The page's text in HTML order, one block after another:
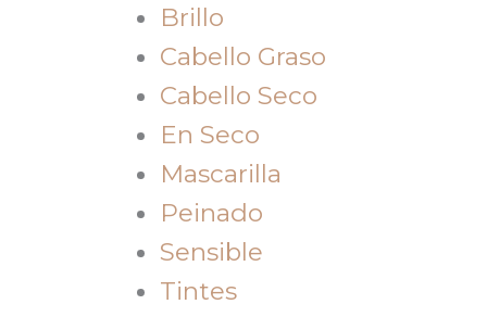
Brillo
Cabello Graso
Cabello Seco
En Seco
Mascarilla
Peinado
Sensible
Tintes